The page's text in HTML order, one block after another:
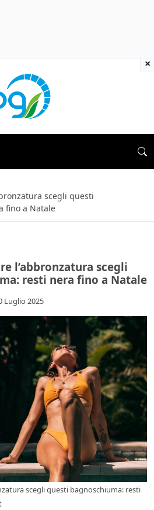
scegli questi
fino a Natale
l’abbronzatura scegli
resti nera fino a Natale
Luglio 2025
scegli questi bagnoschiuma: resti
×